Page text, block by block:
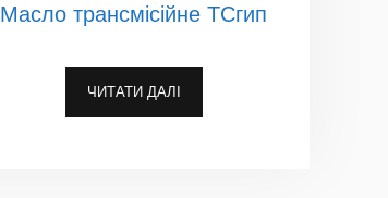
Масло трансмісійне ТСгип
ЧИТАТИ ДАЛІ